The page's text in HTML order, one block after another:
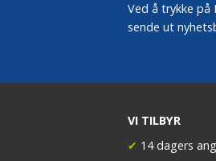
Ved å trykke på
sende ut
VI TILBYR
✔ 14 dagers